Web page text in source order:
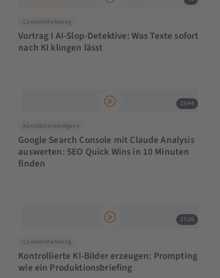
Content Marketing
Vortrag I AI-Slop-Detektive: Was Texte sofort
nach KI klingen lässt
23:44
Künstliche Intelligenz
Google Search Console mit Claude Analysis
auswerten: SEO Quick Wins in 10 Minuten
finden
27:26
Content Marketing
Kontrollierte KI-Bilder erzeugen: Prompting
wie ein Produktionsbriefing